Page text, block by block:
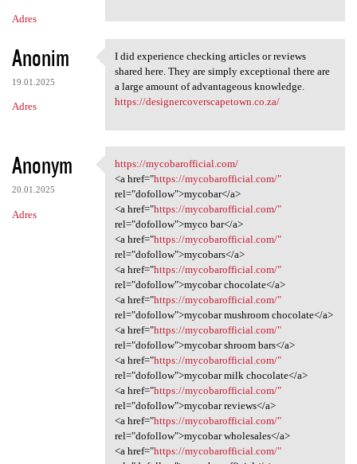
Adres
Anonim
19.01.2025
Adres
I did experience checking
I did experience checking articles or reviews
shared here. They are simply exceptional there are
a large amount of advantageous knowledge.
https://designercoverscapetown.co.za/
Anonym
20.01.2025
Adres
https://mycobarofficial.com/
https://mycobarofficial.com/
<a href="https://mycobarofficial.com/"
rel="dofollow">mycobar</a>
<a href="https://mycobarofficial.com/"
rel="dofollow">myco bar</a>
<a href="https://mycobarofficial.com/"
rel="dofollow">mycobars</a>
<a href="https://mycobarofficial.com/"
rel="dofollow">mycobar chocolate</a>
<a href="https://mycobarofficial.com/"
rel="dofollow">mycobar mushroom chocolate</a>
<a href="https://mycobarofficial.com/"
rel="dofollow">mycobar shroom bars</a>
<a href="https://mycobarofficial.com/"
rel="dofollow">mycobar milk chocolate</a>
<a href="https://mycobarofficial.com/"
rel="dofollow">mycobar reviews</a>
<a href="https://mycobarofficial.com/"
rel="dofollow">mycobar wholesales</a>
<a href="https://mycobarofficial.com/"